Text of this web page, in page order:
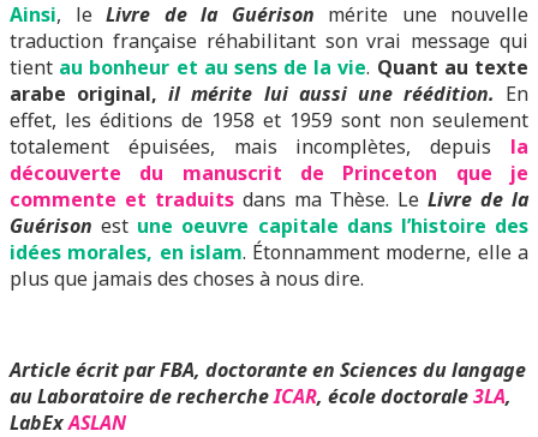
Ainsi, le Livre de la Guérison mérite une nouvelle
traduction française réhabilitant son vrai message qui
tient au bonheur et au sens de la vie. Quant au texte
arabe original,il mérite lui aussi une réédition. En
effet, les éditions de 1958 et 1959 sont non seulement
totalement épuisées, mais incomplètes, depuis la
découverte du manuscrit de Princeton que je
commente et traduitsdans ma Thèse. LeLivre de la
Guérison est une oeuvre capitale dans l’histoire des
idées morales, en islam. Étonnamment moderne, elle a
plus que jamais des choses à nous dire.
Article écrit par FBA, doctorante en Sciences du langage
au Laboratoire de rechercheICAR, école doctorale3LA,
LabExASLAN